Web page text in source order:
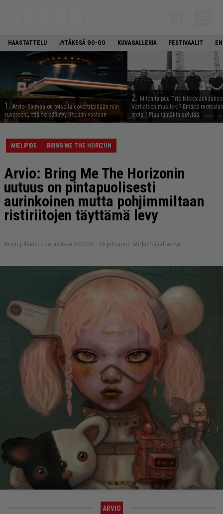
HAASTATTELU JYTÄKESÄ GO-GO KUVAGALLERIA FESTIVAALIT
1. Arvio: Saimaa on toisella covertripillään niin
suvereeni, että se kääntyy itseään vastaan
2. Miten taipuu Trio
Vartiaisen musiikki? Entäpä
metal? Pian tämäkin selviää
MIELIPIDE BRING ME THE HORIZON
Arvio: Bring Me The Horizonin
uutuus on pintapuolisesti
aurinkoinen mutta pohjimmiltaan
ristiriitojen täyttämä levy
Arvio julkaistu Soundissa 6/2024. Kirjoittanut: Mirko Siikaluoma.
ARVIO